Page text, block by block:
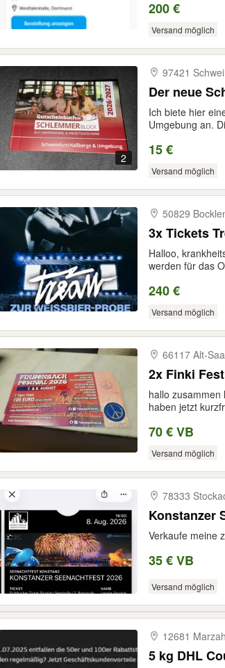
200 €
Versand möglich
2
97421
Der neue
Ich biete hier
Umgebung an.
15 €
Versand möglich
50829
3x Tickets
Halloo,
werden für das
240 €
Versand möglich
66117 Alt-​
2x Finki
hallo
haben jetzt
70 € VB
Versand möglich
78333
Konstanzer
Verkaufe meine
35 € VB
Versand möglich
12681
5 kg DHL